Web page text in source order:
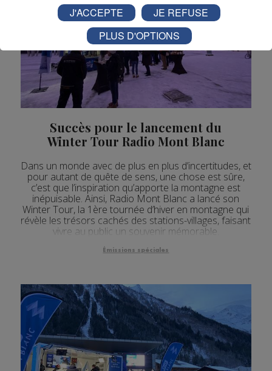
Succès pour le lancement du
Winter Tour Radio Mont Blanc
Dans un monde avec de plus en plus d’incertitudes, et
pour autant de quête de sens, une chose est sûre,
c’est que l’inspiration qu’apporte la montagne est
inépuisable. Ainsi, Radio Mont Blanc a lancé son
Winter Tour, la 1ère tournée d’hiver en montagne qui
révèle les trésors cachés des stations-villages, faisant
vivre au public un souvenir mémorable.
Émissions spéciales
J'ACCEPTE
JE REFUSE
PLUS D'OPTIONS